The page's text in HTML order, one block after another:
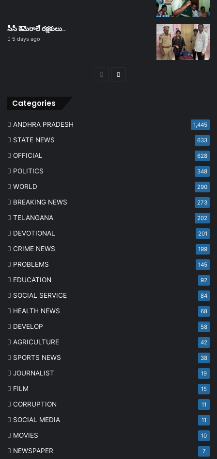
సీసీ కెమెరాలే రక్షకులు..
5 days ago
PreviousNext
Categories
ANDHRA PRADESH 1,445
STATE NEWS 633
OFFICIAL 628
POLITICS 348
WORLD 290
BREAKING NEWS 273
TELANGANA 202
DEVOTIONAL 201
CRIME NEWS 199
PROBLEMS 145
EDUCATION 92
SOCIAL SERVICE 84
HEALTH NEWS 68
DEVELOP 58
AGRICULTURE 42
SPORTS NEWS 38
JOURNALIST 19
FILM 15
CORRUPTION 11
SOCIAL MEDIA 11
MOVIES 10
NEWSPAPER 7